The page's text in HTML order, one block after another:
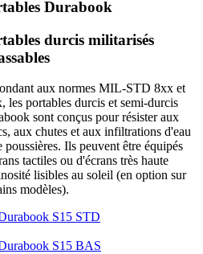
Durabook
durcis militarisés
aux normes MIL-STD 8xx et
les portables durcis et semi-durcis
sont conçus pour résister aux
aux chutes et aux infiltrations d'eau
poussières. Ils peuvent être équipés
tactiles ou d'écrans très haute
lisibles au soleil (en option sur
modèles).
S15 STD
S15 BAS